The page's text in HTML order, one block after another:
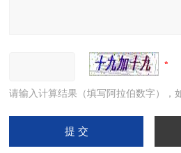
请输入计算结果（填写阿拉伯数字），